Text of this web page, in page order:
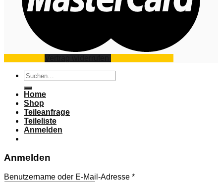
Suchen
nach:
Home
Shop
Teileanfrage
Teileliste
Anmelden
Anmelden
Benutzername oder E-Mail-Adresse *